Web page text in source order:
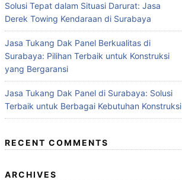
Solusi Tepat dalam Situasi Darurat: Jasa
Derek Towing Kendaraan di Surabaya
Jasa Tukang Dak Panel Berkualitas di
Surabaya: Pilihan Terbaik untuk Konstruksi
yang Bergaransi
Jasa Tukang Dak Panel di Surabaya: Solusi
Terbaik untuk Berbagai Kebutuhan Konstruksi
RECENT COMMENTS
ARCHIVES